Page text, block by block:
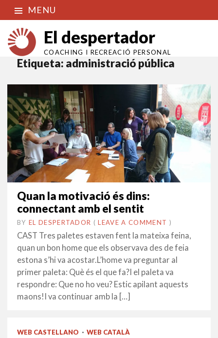
MENU
El despertador
COACHING I RECREACIÓ PERSONAL
Etiqueta: administració pública
Quan la motivació és dins:
connectant amb el sentit
BY EL DESPERTADOR ON
21
MAIG
•(LEAVE A COMMENT )
CAST Tres paletes estaven fent la mateixa feina,
quan un bon home que els observava des de feia
estona s’hi va acostar.L’home va preguntar al
primer paleta: Què és el que fa?I el paleta va
respondre: Que no ho veu? Estic apilant aquests
maons!I va continuar amb la […]
WEB CASTELLANO · WEB CATALÀ